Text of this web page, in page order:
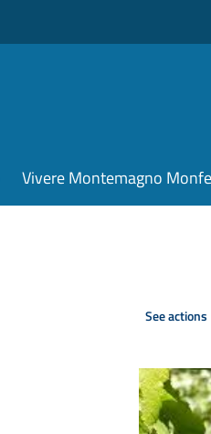
Vivere Montemagno
See actions